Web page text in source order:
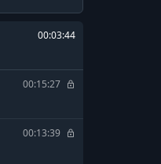
00:03:44
00:15:27
00:13:39